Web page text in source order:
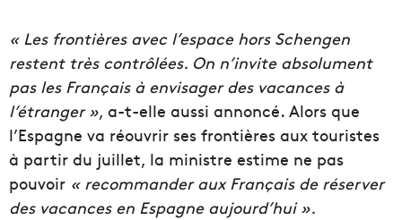
« Les frontières avec l’espace hors Schengen
restent très contrôlées. On n’invite absolument
pas les Français à envisager des vacances à
l’étranger », a-t-elle aussi annoncé. Alors que
l’Espagne va réouvrir ses frontières aux touristes
à partir du juillet, la ministre estime ne pas
pouvoir « recommander aux Français de réserver
des vacances en Espagne aujourd’hui ».